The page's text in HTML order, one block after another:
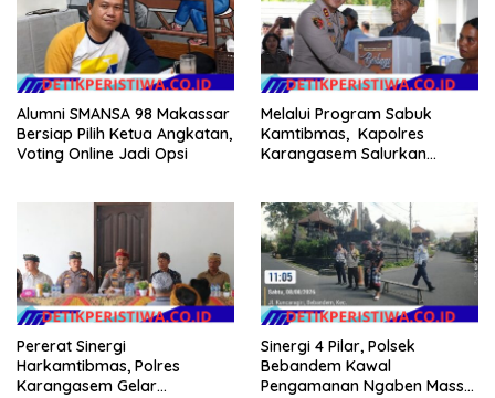
Alumni SMANSA 98 Makassar
Bersiap Pilih Ketua Angkatan,
Voting Online Jadi Opsi
Melalui Program Sabuk
Kamtibmas, Kapolres
Karangasem Salurkan
Pererat Sinergi
Harkamtibmas, Polres
Karangasem Gelar
Sinergi 4 Pilar, Polsek
Bebandem Kawal
Pengamanan Ngaben Massal